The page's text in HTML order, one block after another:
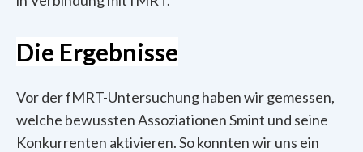
Die Ergebnisse
Vor der fMRT-Untersuchung haben wir gemessen,
welche bewussten Assoziationen Smint und seine
Konkurrenten aktivieren. So konnten wir uns ein